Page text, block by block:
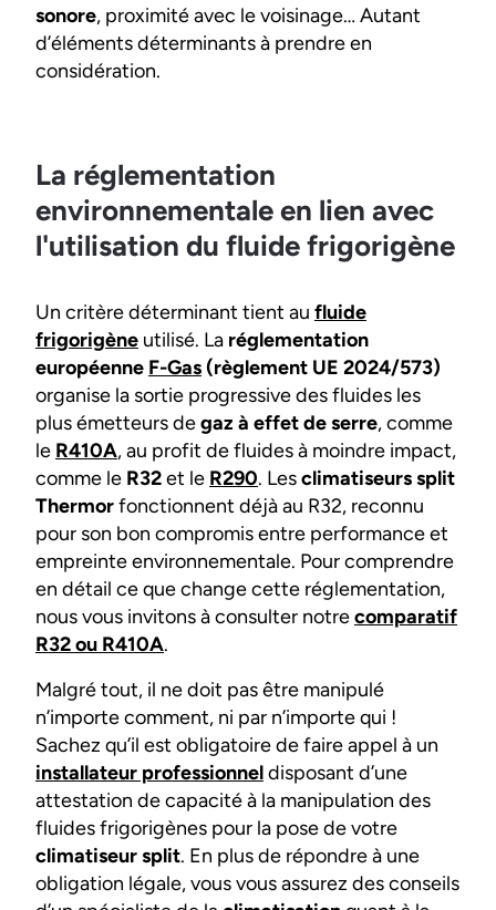
sonore, proximité avec le voisinage… Autant
d’éléments déterminants à prendre en
considération.
La réglementation
environnementale en lien avec
l'utilisation du fluide frigorigène
Un critère déterminant tient au fluide
frigorigène utilisé. La réglementation
européenne F-Gas(règlement UE 2024/573)
organise la sortie progressive des fluides les
plus émetteurs degaz à effet de serre, comme
le R410A, au profit de fluides à moindre impact,
comme le R32et le R290. Lesclimatiseurs split
Thermorfonctionnent déjà au R32, reconnu
pour son bon compromis entre performance et
empreinte environnementale. Pour comprendre
en détail ce que change cette réglementation,
nous vous invitons à consulter notrecomparatif
R32 ou R410A.
Malgré tout, il ne doit pas être manipulé
n’importe comment, ni par n’importe qui !
Sachez qu’il est obligatoire de faire appel à un
installateur professionneldisposant d’une
attestation de capacité à la manipulation des
fluides frigorigènes pour la pose de votre
climatiseur split. En plus de répondre à une
obligation légale, vous vous assurez des conseils